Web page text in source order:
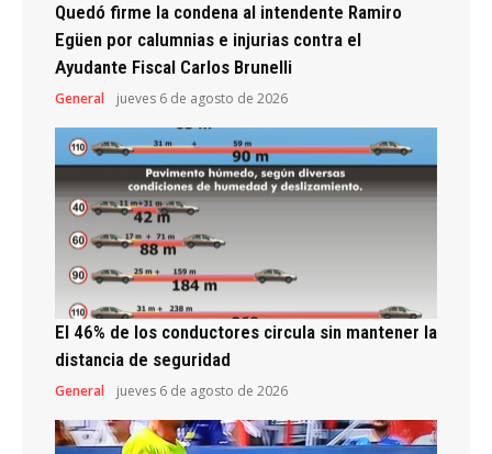
Quedó firme la condena al intendente Ramiro
Egüen por calumnias e injurias contra el
Ayudante Fiscal Carlos Brunelli
General jueves 6 de agosto de 2026
El 46% de los conductores circula sin mantener la
distancia de seguridad
General jueves 6 de agosto de 2026